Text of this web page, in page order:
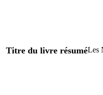
Titre du livre résuméLes